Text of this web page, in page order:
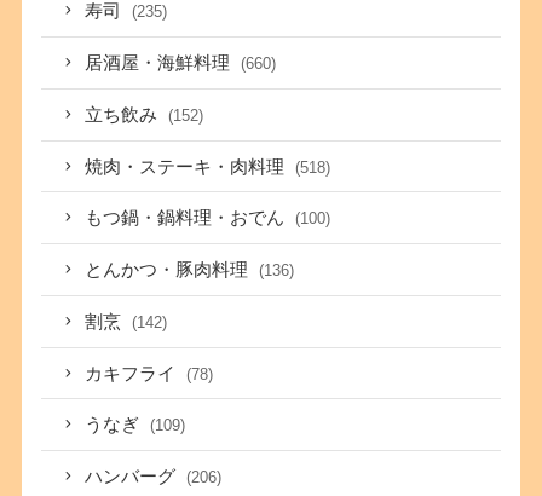
寿司 (235)
居酒屋・海鮮料理 (660)
立ち飲み (152)
焼肉・ステーキ・肉料理 (518)
もつ鍋・鍋料理・おでん (100)
とんかつ・豚肉料理 (136)
割烹 (142)
カキフライ (78)
うなぎ (109)
ハンバーグ (206)